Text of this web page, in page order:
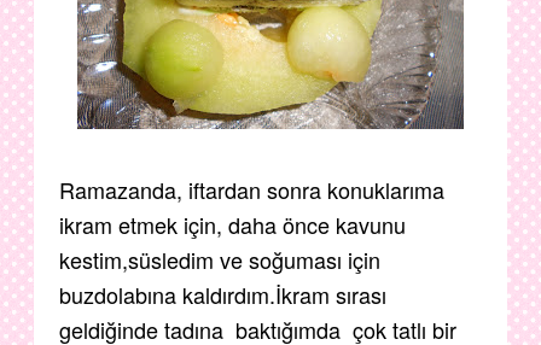
Ramazanda, iftardan sonra konuklarıma
ikram etmek için, daha önce kavunu
kestim,süsledim ve soğuması için
buzdolabına kaldırdım.İkram sırası
geldiğinde tadına baktığımda çok tatlı bir